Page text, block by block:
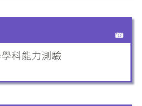
科能力測驗